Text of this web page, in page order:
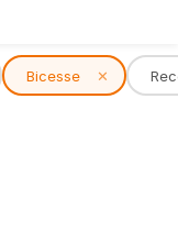
Bicesse ✕